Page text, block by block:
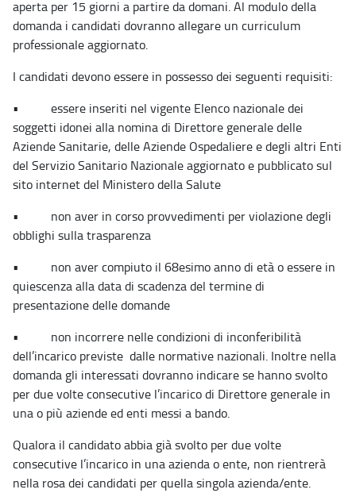
aperta per 15 giorni a partire da domani. Al modulo della
domanda i candidati dovranno allegare un curriculum
professionale aggiornato.
I candidati devono essere in possesso dei seguenti requisiti:
• essere inseriti nel vigente Elenco nazionale dei
soggetti idonei alla nomina di Direttore generale delle
Aziende Sanitarie, delle Aziende Ospedaliere e degli altri Enti
del Servizio Sanitario Nazionale aggiornato e pubblicato sul
sito internet del Ministero della Salute
• non aver in corso provvedimenti per violazione degli
obblighi sulla trasparenza
• non aver compiuto il 68esimo anno di età o essere in
quiescenza alla data di scadenza del termine di
presentazione delle domande
• non incorrere nelle condizioni di inconferibilità
dell’incarico previste dalle normative nazionali. Inoltre nella
domanda gli interessati dovranno indicare se hanno svolto
per due volte consecutive l’incarico di Direttore generale in
una o più aziende ed enti messi a bando.
Qualora il candidato abbia già svolto per due volte
consecutive l’incarico in una azienda o ente, non rientrerà
nella rosa dei candidati per quella singola azienda/ente.